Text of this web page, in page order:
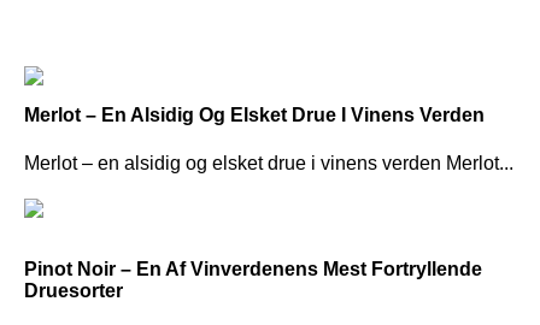
Merlot – En Alsidig Og Elsket Drue I Vinens Verden
Merlot – en alsidig og elsket drue i vinens verden Merlot...
Pinot Noir – En Af Vinverdenens Mest Fortryllende
Druesorter